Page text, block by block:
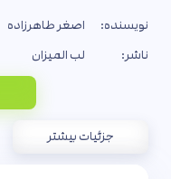
نویسنده:
اصغر طاهرزاده
ناشر:
لب المیزان
جزئیات بیشتر